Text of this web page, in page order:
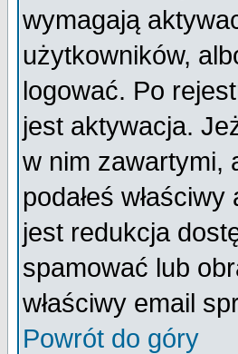
wymagają
użytkowników,
logować. Po
jest aktywacja.
w nim zawartymi,
podałeś
jest redukcja
spamować lub
właściwy email
Powrót do góry